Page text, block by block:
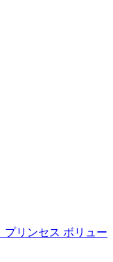
プリンセス ボリュー